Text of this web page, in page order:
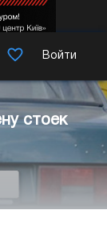
Войти
стоек